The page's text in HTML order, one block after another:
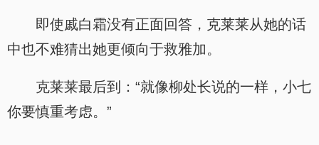
即使戚白霜没有正面回答，克莱莱从她的话
中也不难猜出她更倾向于救雅加。
克莱莱最后到：“就像柳处长说的一样，小七
你要慎重考虑。”